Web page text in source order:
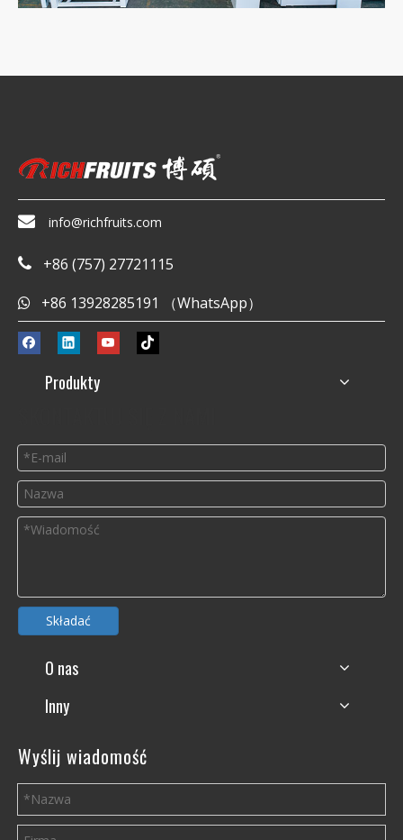
 info@richfruits.com
 +86 (757) 27721115
 +86 13928285191 （WhatsApp）
Produkty
Składać
O nas
Inny
Wyślij wiadomość